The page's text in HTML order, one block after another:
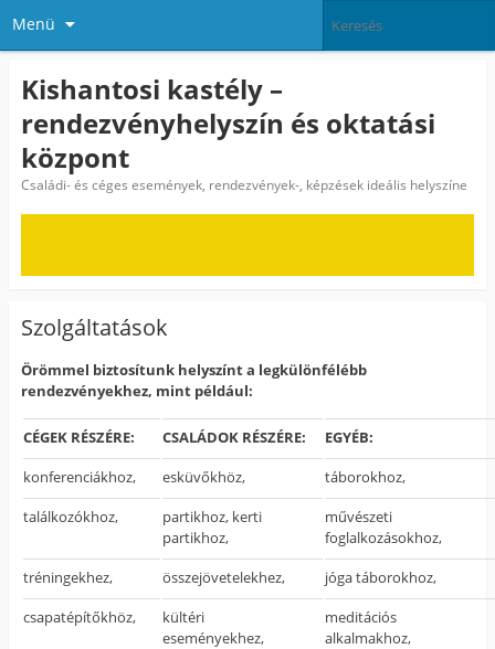
Menü
Kishantosi kastély –
rendezvényhelyszín és oktatási
központ
Családi- és céges események, rendezvények-, képzések ideális helyszíne
Szolgáltatások
Örömmel biztosítunk helyszínt a legkülönfélébb
rendezvényekhez, mint például:
CÉGEK RÉSZÉRE: CSALÁDOK RÉSZÉRE:
EGYÉB:
konferenciákhoz,
esküvőkhöz,
táborokhoz,
találkozókhoz,
partikhoz, kerti
partikhoz,
művészeti
foglalkozásokhoz,
tréningekhez,
összejövetelekhez,
jóga táborokhoz,
csapatépítőkhöz,
kültéri
eseményekhez,
meditációs
alkalmakhoz,